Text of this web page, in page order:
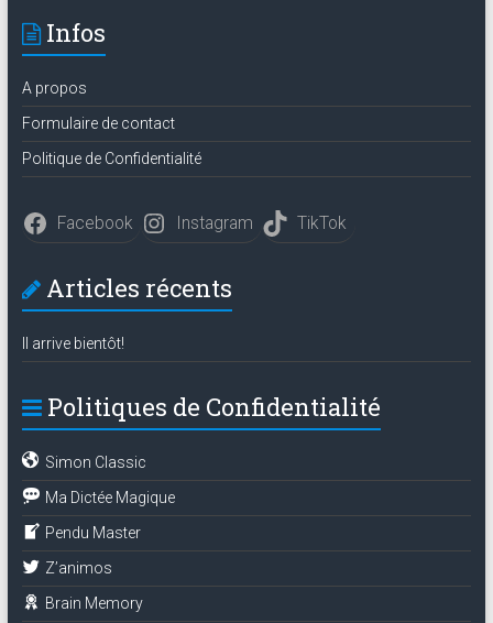
Infos
A propos
Formulaire de contact
Politique de Confidentialité
Facebook Instagram TikTok
Articles récents
Il arrive bientôt!
Politiques de Confidentialité
Simon Classic
Ma Dictée Magique
Pendu Master
Z’animos
Brain Memory